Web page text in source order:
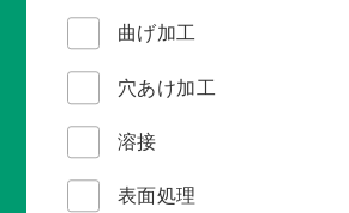
曲げ加工
穴あけ加工
溶接
表面処理